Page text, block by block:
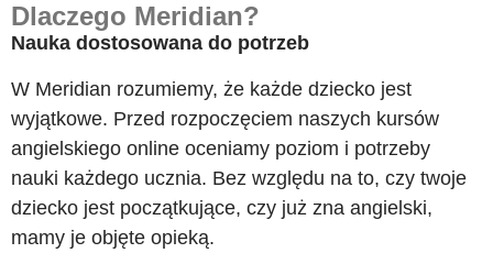
Dlaczego Meridian?
Nauka dostosowana do potrzeb
W Meridian rozumiemy, że każde dziecko jest
wyjątkowe. Przed rozpoczęciem naszych kursów
angielskiego online oceniamy poziom i potrzeby
nauki każdego ucznia. Bez względu na to, czy twoje
dziecko jest początkujące, czy już zna angielski,
mamy je objęte opieką.